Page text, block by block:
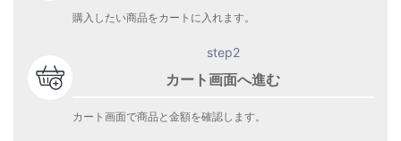
購入したい商品をカートに入れます。
step2
カート画面へ進む
カート画面で商品と金額を確認します。